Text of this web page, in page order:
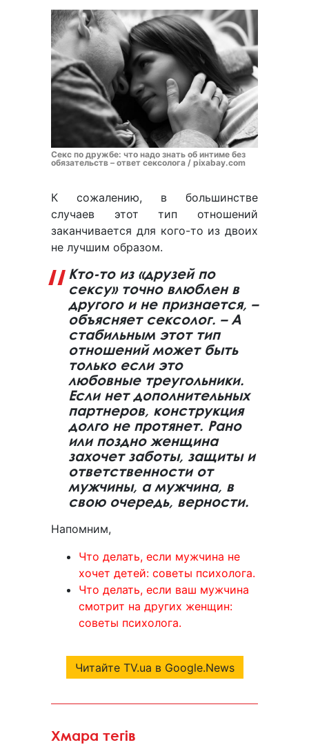
Секс по дружбе: что надо знать об интиме без
обязательств – ответ сексолога / pixabay.com
К сожалению, в большинстве
случаев этот тип отношений
заканчивается для кого-то из двоих
не лучшим образом.
Кто-то из «друзей по
сексу» точно влюблен в
другого и не признается, –
объясняет сексолог. – А
стабильным этот тип
отношений может быть
только если это
любовные треугольники.
Если нет дополнительных
партнеров, конструкция
долго не протянет. Рано
или поздно женщина
захочет заботы, защиты и
ответственности от
мужчины, а мужчина, в
свою очередь, верности.
Напомним,
Что делать, если мужчина не
хочет детей: советы психолога.
Что делать, если ваш мужчина
смотрит на других женщин:
советы психолога.
Читайте TV.ua в Google.News
Хмара тегів